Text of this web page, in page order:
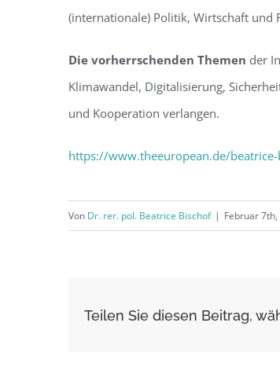
(internationale) Politik, Wirtschaft und
Die vorherrschenden Themen der
Klimawandel, Digitalisierung,
und Kooperation verlangen.
https://www.theeuropean.de/
Von Dr. rer. pol. Beatrice Bischof | Februar
Teilen Sie diesen Beitrag,